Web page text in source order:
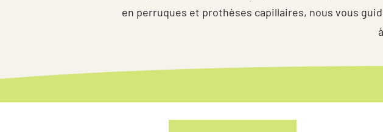
en perruques et prothèses capillaires, nous vous